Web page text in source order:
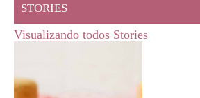
STORIES
Visualizando todos Stories